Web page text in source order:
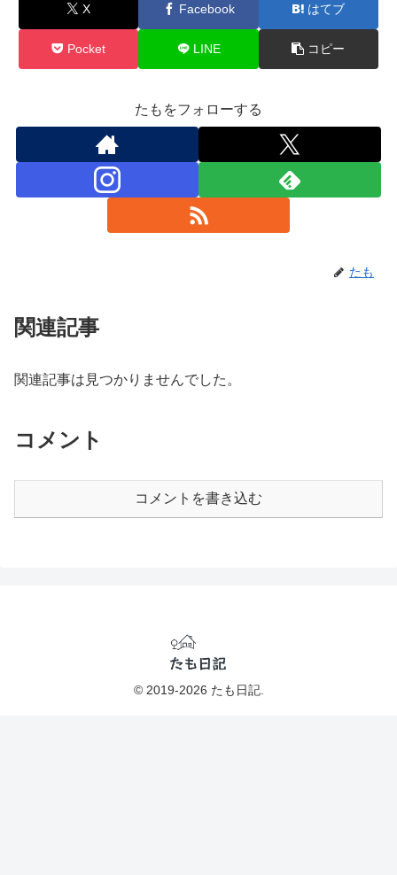
X Facebook はてブ
Pocket LINE コピー
たもをフォローする
たも
関連記事
関連記事は見つかりませんでした。
コメント
コメントを書き込む
© 2019-2026 たも日記.